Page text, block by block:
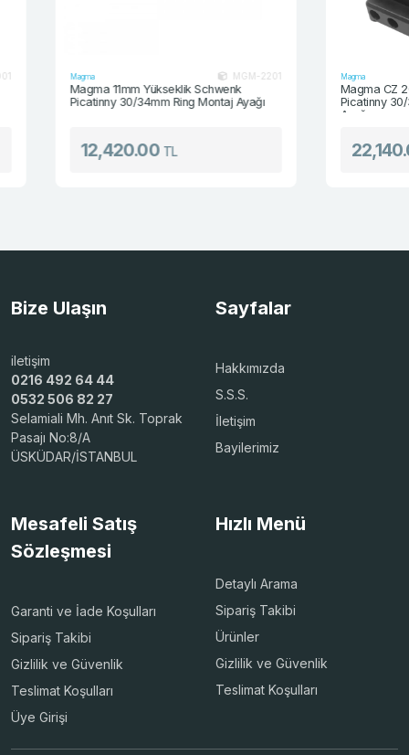
MGM-2201
Magma 11mm Yükseklik Schwenk
Picatinny 30/34mm Ring Montaj Ayağı
12,420.00TL
Magma CZ 20
Picatinny 30/
22,140.00
Bize Ulaşın
iletişim
0216 492 64 44
0532 506 82 27
Selamiali Mh. Anıt Sk. Toprak
Pasajı No:8/A
ÜSKÜDAR/İSTANBUL
Sayfalar
Hakkımızda
S.S.S.
İletişim
Bayilerimiz
Mesafeli Satış
Sözleşmesi
Garanti ve İade Koşulları
Sipariş Takibi
Gizlilik ve Güvenlik
Teslimat Koşulları
Üye Girişi
Hızlı Menü
Detaylı Arama
Sipariş Takibi
Ürünler
Gizlilik ve Güvenlik
Teslimat Koşulları